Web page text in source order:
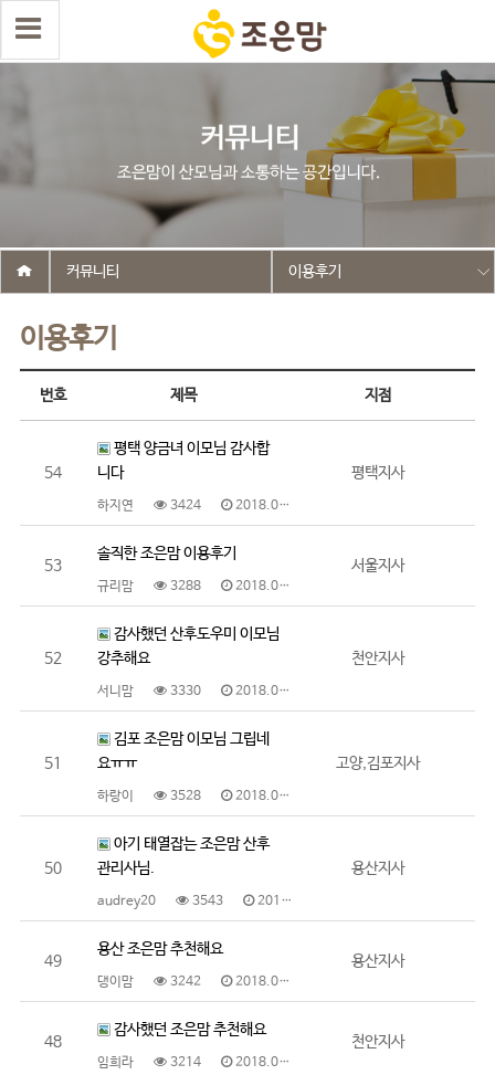
이용후기
커뮤니티 이용후기
번호 제목 지점
54
평택 양금녀 이모님 감사합
니다
하지연 3424 2018.08.17
평택지사
53
솔직한 조은맘 이용후기
규리맘 3288 2018.08.16
서울지사
52
감사했던 산후도우미 이모님
강추해요
서니맘 3330 2018.08.14
천안지사
51
김포 조은맘 이모님 그립네
요ㅠㅠ
하랑이 3528 2018.08.08
고양,김포지사
50
아기 태열잡는 조은맘 산후
관리사님.
audrey20 3543 2018.08.06
용산지사
49
용산 조은맘 추천해요
댕이맘 3242 2018.08.03
용산지사
48
감사했던 조은맘 추천해요
임희라 3214 2018.08.03
천안지사